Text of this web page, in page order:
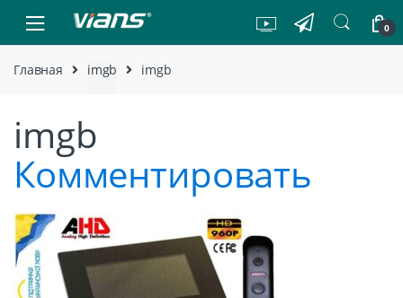
Skip to navigation
Skip to content
0
Главная imgb imgb
imgb
Комментировать